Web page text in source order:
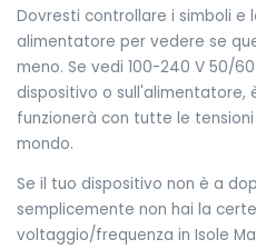
Dovresti controllare i simboli e
alimentatore per vedere se
meno. Se vedi 100-240 V 50/
dispositivo o sull'alimentatore,
funzionerà con tutte le
mondo.
Se il tuo dispositivo non è a
semplicemente non hai la
voltaggio/frequenza in Isole